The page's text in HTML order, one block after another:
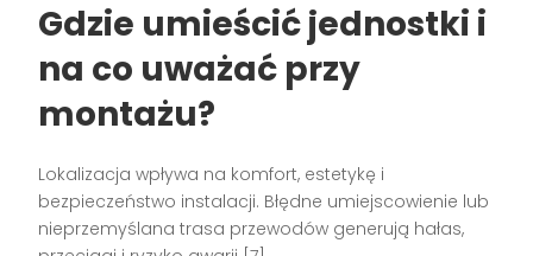
Gdzie umieścić jednostki i
na co uważać przy
montażu?
Lokalizacja wpływa na komfort, estetykę i
bezpieczeństwo instalacji. Błędne umiejscowienie lub
nieprzemyślana trasa przewodów generują hałas,